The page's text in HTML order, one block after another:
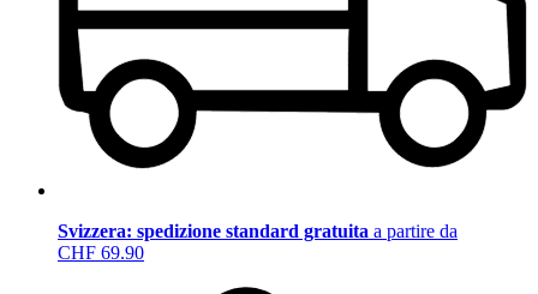
Svizzera: spedizione standard gratuita a partire da
CHF 69.90